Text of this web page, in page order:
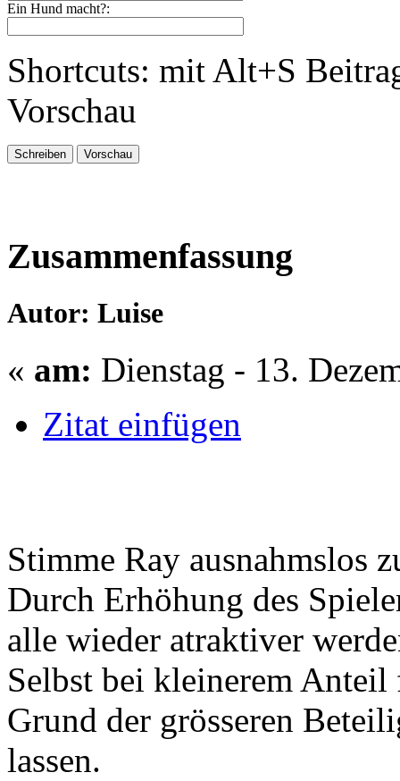
Ein Hund macht?:
Shortcuts: mit Alt+S
Vorschau
Zusammenfassung
Autor: Luise
« am: Dienstag - 13.
Zitat einfügen
Stimme Ray ausnahmslos
Durch Erhöhung des
alle wieder atraktiver
Selbst bei kleinerem
Grund der grösseren
lassen.